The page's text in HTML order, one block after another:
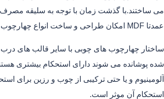
می ساختند.با گذشت زمان با توجه به سلیقه مصرف
عمدتا MDF امکان طراحی و ساخت انواع چهارچوب چوبی برای درب های داخلی فراهم شده است.
ساختار چهارچوب های چوبی با سایر قالب های
آلومینیوم و یا حتی ترکیبی از چوب و رزین برای
استحکام آن موثر است.